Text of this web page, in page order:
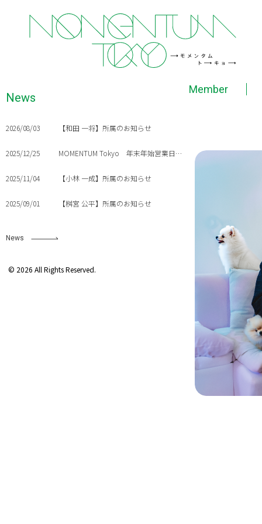
News
2026/08/03 【和田 一将】所属のお知らせ
2025/12/25 MOMENTUM Tokyo 年末年始営業日のご案内
2025/11/04 【小林 一成】所属のお知らせ
2025/09/01 【桝宮 公平】所属のお知らせ
News
© 2026 All Rights Reserved.
Member